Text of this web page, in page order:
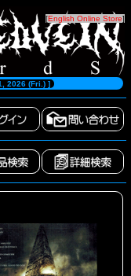
[English Online Store]
2026 (Fri.) ]